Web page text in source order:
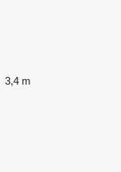
3,4 m